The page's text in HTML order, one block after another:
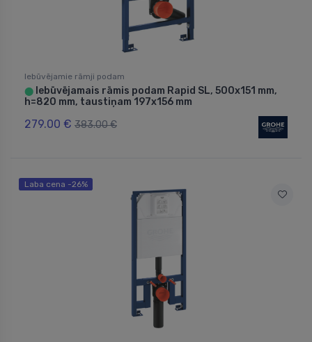
Iebūvējamie rāmji podam
⬤ Iebūvējamais rāmis podam Rapid SL, 500x151 mm,
h=820 mm, taustiņam 197x156 mm
279.00 € 383.00 €
Laba cena -26%